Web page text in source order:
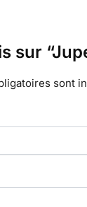
sur
sont